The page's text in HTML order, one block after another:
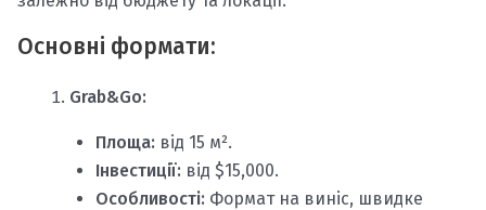
Основні формати:
Grab&Go:
Площа: від 15 м².
Інвестиції: від $15,000​.
Особливості: Формат на виніс, швидке